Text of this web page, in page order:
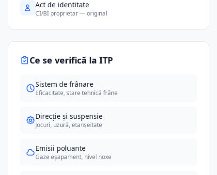
Act de identitate
CI/BI proprietar — original
Ce se verifică la ITP
Sistem de frânare
Eficacitate, stare tehnică frâne
Direcție și suspensie
Jocuri, uzură, etanșeitate
Emisii poluante
Gaze eșapament, nivel noxe